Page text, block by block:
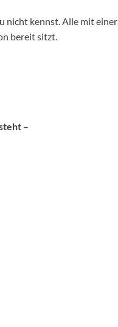
nicht kennst. Alle mit einer
bereit sitzt.
–